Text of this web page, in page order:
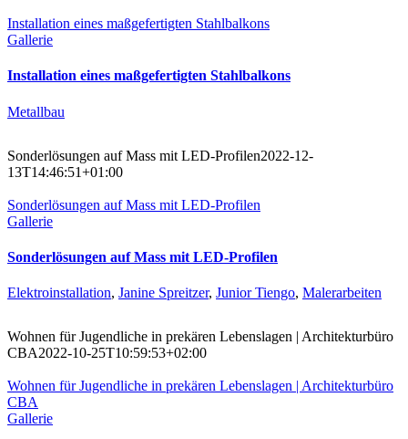
Installation eines maßgefertigten Stahlbalkons
Gallerie
Installation eines maßgefertigten Stahlbalkons
Metallbau
Sonderlösungen auf Mass mit LED-Profilen2022-12-
13T14:46:51+01:00
Sonderlösungen auf Mass mit LED-Profilen
Gallerie
Sonderlösungen auf Mass mit LED-Profilen
Elektroinstallation, Janine Spreitzer, Junior Tiengo, Malerarbeiten
Wohnen für Jugendliche in prekären Lebenslagen | Architekturbüro
CBA2022-10-25T10:59:53+02:00
Wohnen für Jugendliche in prekären Lebenslagen | Architekturbüro
CBA
Gallerie